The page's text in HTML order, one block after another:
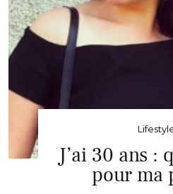
J’ai 30 ans :
pour ma